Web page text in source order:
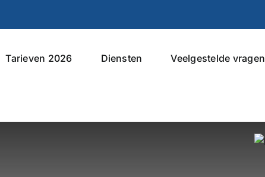
Tarieven 2026 Diensten Veelgestelde vragen